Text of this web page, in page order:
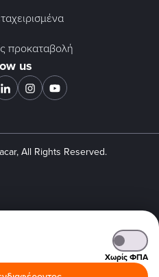
Χωρίς ΦΠΑ
προκαταβολή
us
All Rights Reserved.